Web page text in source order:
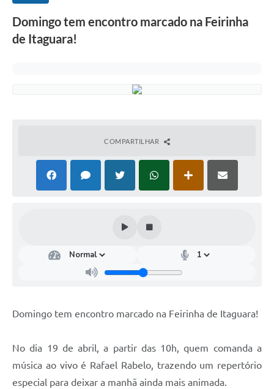
Domingo tem encontro marcado na Feirinha
de Itaguara!
COMPARTILHAR
Domingo tem encontro marcado na Feirinha de Itaguara!
No dia 19 de abril, a partir das 10h, quem comanda a
música ao vivo é Rafael Rabelo, trazendo um repertório
especial para deixar a manhã ainda mais animada.